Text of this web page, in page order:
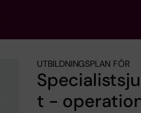
UTBILDNINGSPLAN FÖR
t -